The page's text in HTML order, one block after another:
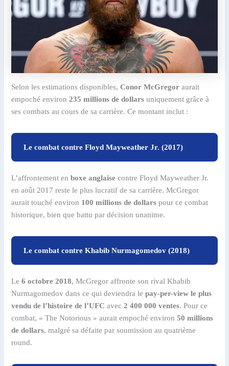
Selon les estimations disponibles,Conor McGregor aurait
empoché environ235 millions de dollars uniquement grâce à
ses combats au cours de sa carrière. Ce montant inclut :
Le combat contre Floyd Mayweather Jr. (2017)
L’affrontement enboxe anglaise contre Floyd Mayweather Jr.
en août 2017 reste le plus lucratif de sa carrière. McGregor
aurait touché environ 100 millions de dollars pour ce combat
historique, bien que battu par décision unanime.
Le combat contre Khabib Nurmagomedov (2018)
Le6 octobre 2018, McGregor affronte son rival Khabib
Nurmagomedov dans ce qui deviendra lepay-per-view le plus
vendu de l’histoire de l’UFC avec2 400 000 ventes. Pour ce
combat, « The Notorious » aurait empoché environ50 millions
de dollars, malgré sa défaite par soumission au quatrième
round.